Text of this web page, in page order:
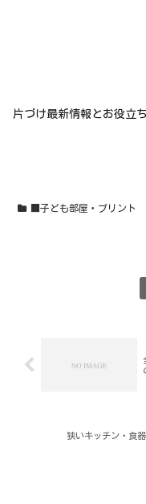
片づけ最新情報とお役立
■子ども部屋・プリント
狭いキッチン・食